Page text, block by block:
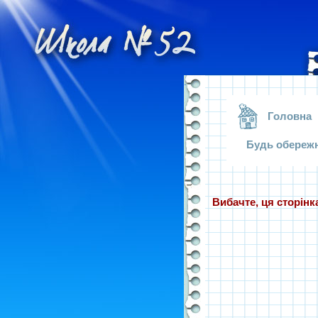
.
Головна
Будь
Вибачте, ця